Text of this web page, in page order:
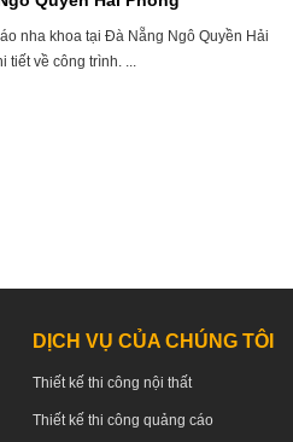
nha khoa tại Đà Nẵng Ngô Quyền Hải
tiết về công trình. ...
DỊCH VỤ CỦA CHÚNG TÔI
Thiết kế thi công nội thất
Thiết kế thi công quảng cáo